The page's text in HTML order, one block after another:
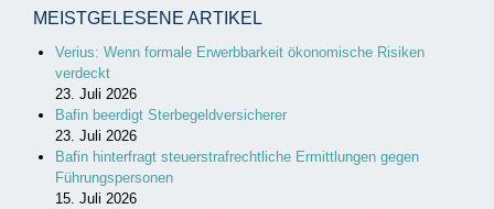
MEISTGELESENE ARTIKEL
Verius: Wenn formale Erwerbbarkeit ökonomische Risiken
verdeckt
23. Juli 2026
Bafin beerdigt Sterbegeldversicherer
23. Juli 2026
Bafin hinterfragt steuerstrafrechtliche Ermittlungen gegen
Führungspersonen
15. Juli 2026